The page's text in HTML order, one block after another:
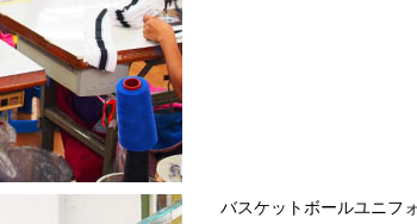
バスケットボールユニフ